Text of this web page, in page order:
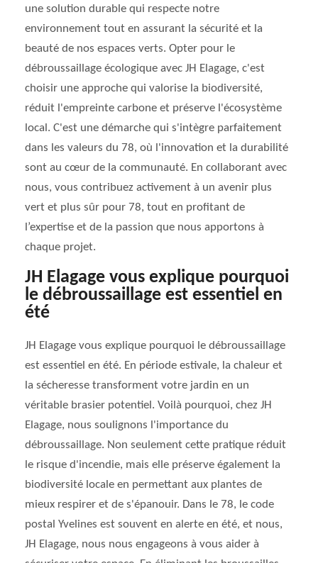
une solution durable qui respecte notre
environnement tout en assurant la sécurité et la
beauté de nos espaces verts. Opter pour le
débroussaillage écologique avec JH Elagage, c'est
choisir une approche qui valorise la biodiversité,
réduit l'empreinte carbone et préserve l'écosystème
local. C'est une démarche qui s'intègre parfaitement
dans les valeurs du 78, où l'innovation et la durabilité
sont au cœur de la communauté. En collaborant avec
nous, vous contribuez activement à un avenir plus
vert et plus sûr pour 78, tout en profitant de
l’expertise et de la passion que nous apportons à
chaque projet.
JH Elagage vous explique pourquoi
le débroussaillage est essentiel en
été
JH Elagage vous explique pourquoi le débroussaillage
est essentiel en été. En période estivale, la chaleur et
la sécheresse transforment votre jardin en un
véritable brasier potentiel. Voilà pourquoi, chez JH
Elagage, nous soulignons l'importance du
débroussaillage. Non seulement cette pratique réduit
le risque d'incendie, mais elle préserve également la
biodiversité locale en permettant aux plantes de
mieux respirer et de s'épanouir. Dans le 78, le code
postal Yvelines est souvent en alerte en été, et nous,
JH Elagage, nous nous engageons à vous aider à